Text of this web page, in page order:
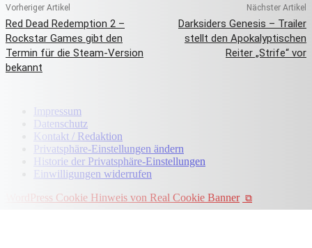
Vorheriger Artikel
Red Dead Redemption 2 –
Rockstar Games gibt den
Termin für die Steam-Version
bekannt
Nächster Artikel
Darksiders Genesis – Trailer
stellt den Apokalyptischen
Reiter „Strife“ vor
Impressum
Datenschutz
Kontakt / Redaktion
Privatsphäre-Einstellungen ändern
Historie der Privatsphäre-Einstellungen
Einwilligungen widerrufen
WordPress Cookie Hinweis von Real Cookie Banner